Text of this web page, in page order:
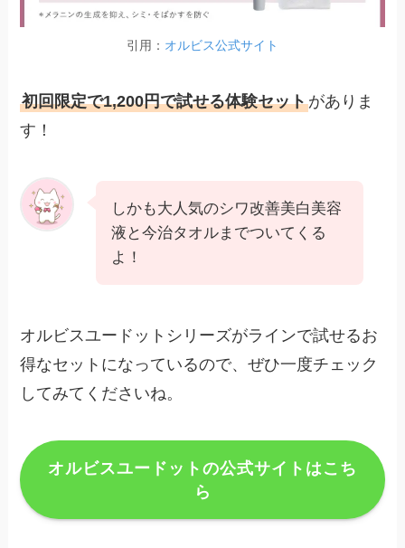
引用： オルビス公式サイト
初回限定で1,200円で試せる体験セットがありま
す！
しかも大人気のシワ改善美白美容
液と今治タオルまでついてくる
よ！
オルビスユードットシリーズがラインで試せるお
得なセットになっているので、ぜひ一度チェック
してみてくださいね。
オルビスユードットの公式サイトはこち
ら